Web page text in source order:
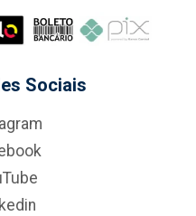
Sociais